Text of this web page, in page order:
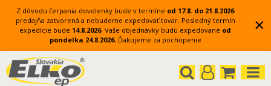
Z dôvodu čerpania dovolenky bude v termíne od 17.8. do 21.8.2026
predajňa zatvorená a nebudeme expedovať tovar. Posledný termín
expedície bude 14.8.2026. Vaše objednávky budú expedované od
pondelka 24.8.2026. Ďakujeme za pochopenie
×